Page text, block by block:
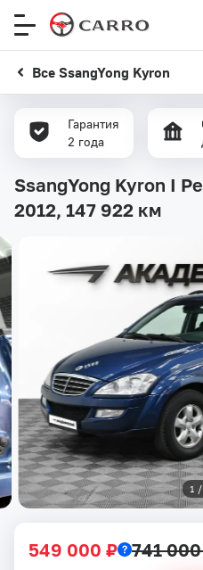
Все SsangYong Kyron
Гарантия
2 года
SsangYong Kyron I
2012, 147 922 км
1 /
549 000 ₽ 741